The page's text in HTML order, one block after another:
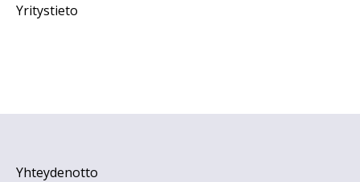
Yritystieto
Yhteydenotto